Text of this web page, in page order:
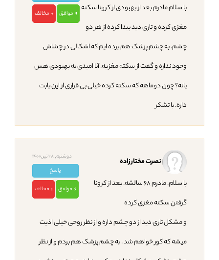
9 موافق 0 مخالف
با سلام مادرم بعد از بهبودی از کرونا سکته
مغزی کرده و تاری دید پیدا کرده از هر دو
چشم. به چشم پزشک هم برده ایم که اشکالی در چشاش
وجود نداره و گفت از سکته مغزیه. آیا امیدی به بهبودی هس
یانه؟ چون دوماهه که سکته کرده خیلی بی قراری از این بابت
داره. با تشکر
دوشنبه, 28 تیر,1400
پاسخ
6 موافق 1 مخالف
نصرت مختارزاده
با سلام. مادرم ۶۸ سالشه. بعد از کرونا
گرفتن سکته مغزی کرده
و مشکل تاری دید از دو چشم داره و از نظر روحی خیلی اذیت
میشه که کور خواهم شد . به چشم پزشک هم بردم و از نظر